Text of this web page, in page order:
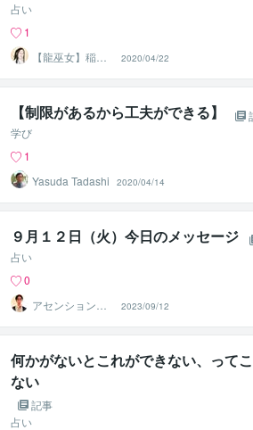
占い
1
【龍巫女】稲葉
直美
2020/04/22
【制限があるから工夫ができる】
学び
1
Yasuda Tadashi
2020/04/14
９月１２日（火）今日のメッセージ
占い
0
アセンションナ
ビゲーター和（K
azu）
2023/09/12
何かがないとこれができない、って
ない
記事
占い